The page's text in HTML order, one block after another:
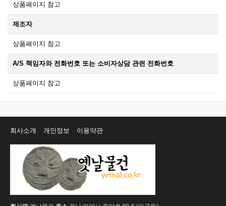
상품페이지 참고
제조자
상품페이지 참고
A/S 책임자와 전화번호 또는 소비자상담 관련 전화번호
상품페이지 참고
회사소개 개인정보 이용약관